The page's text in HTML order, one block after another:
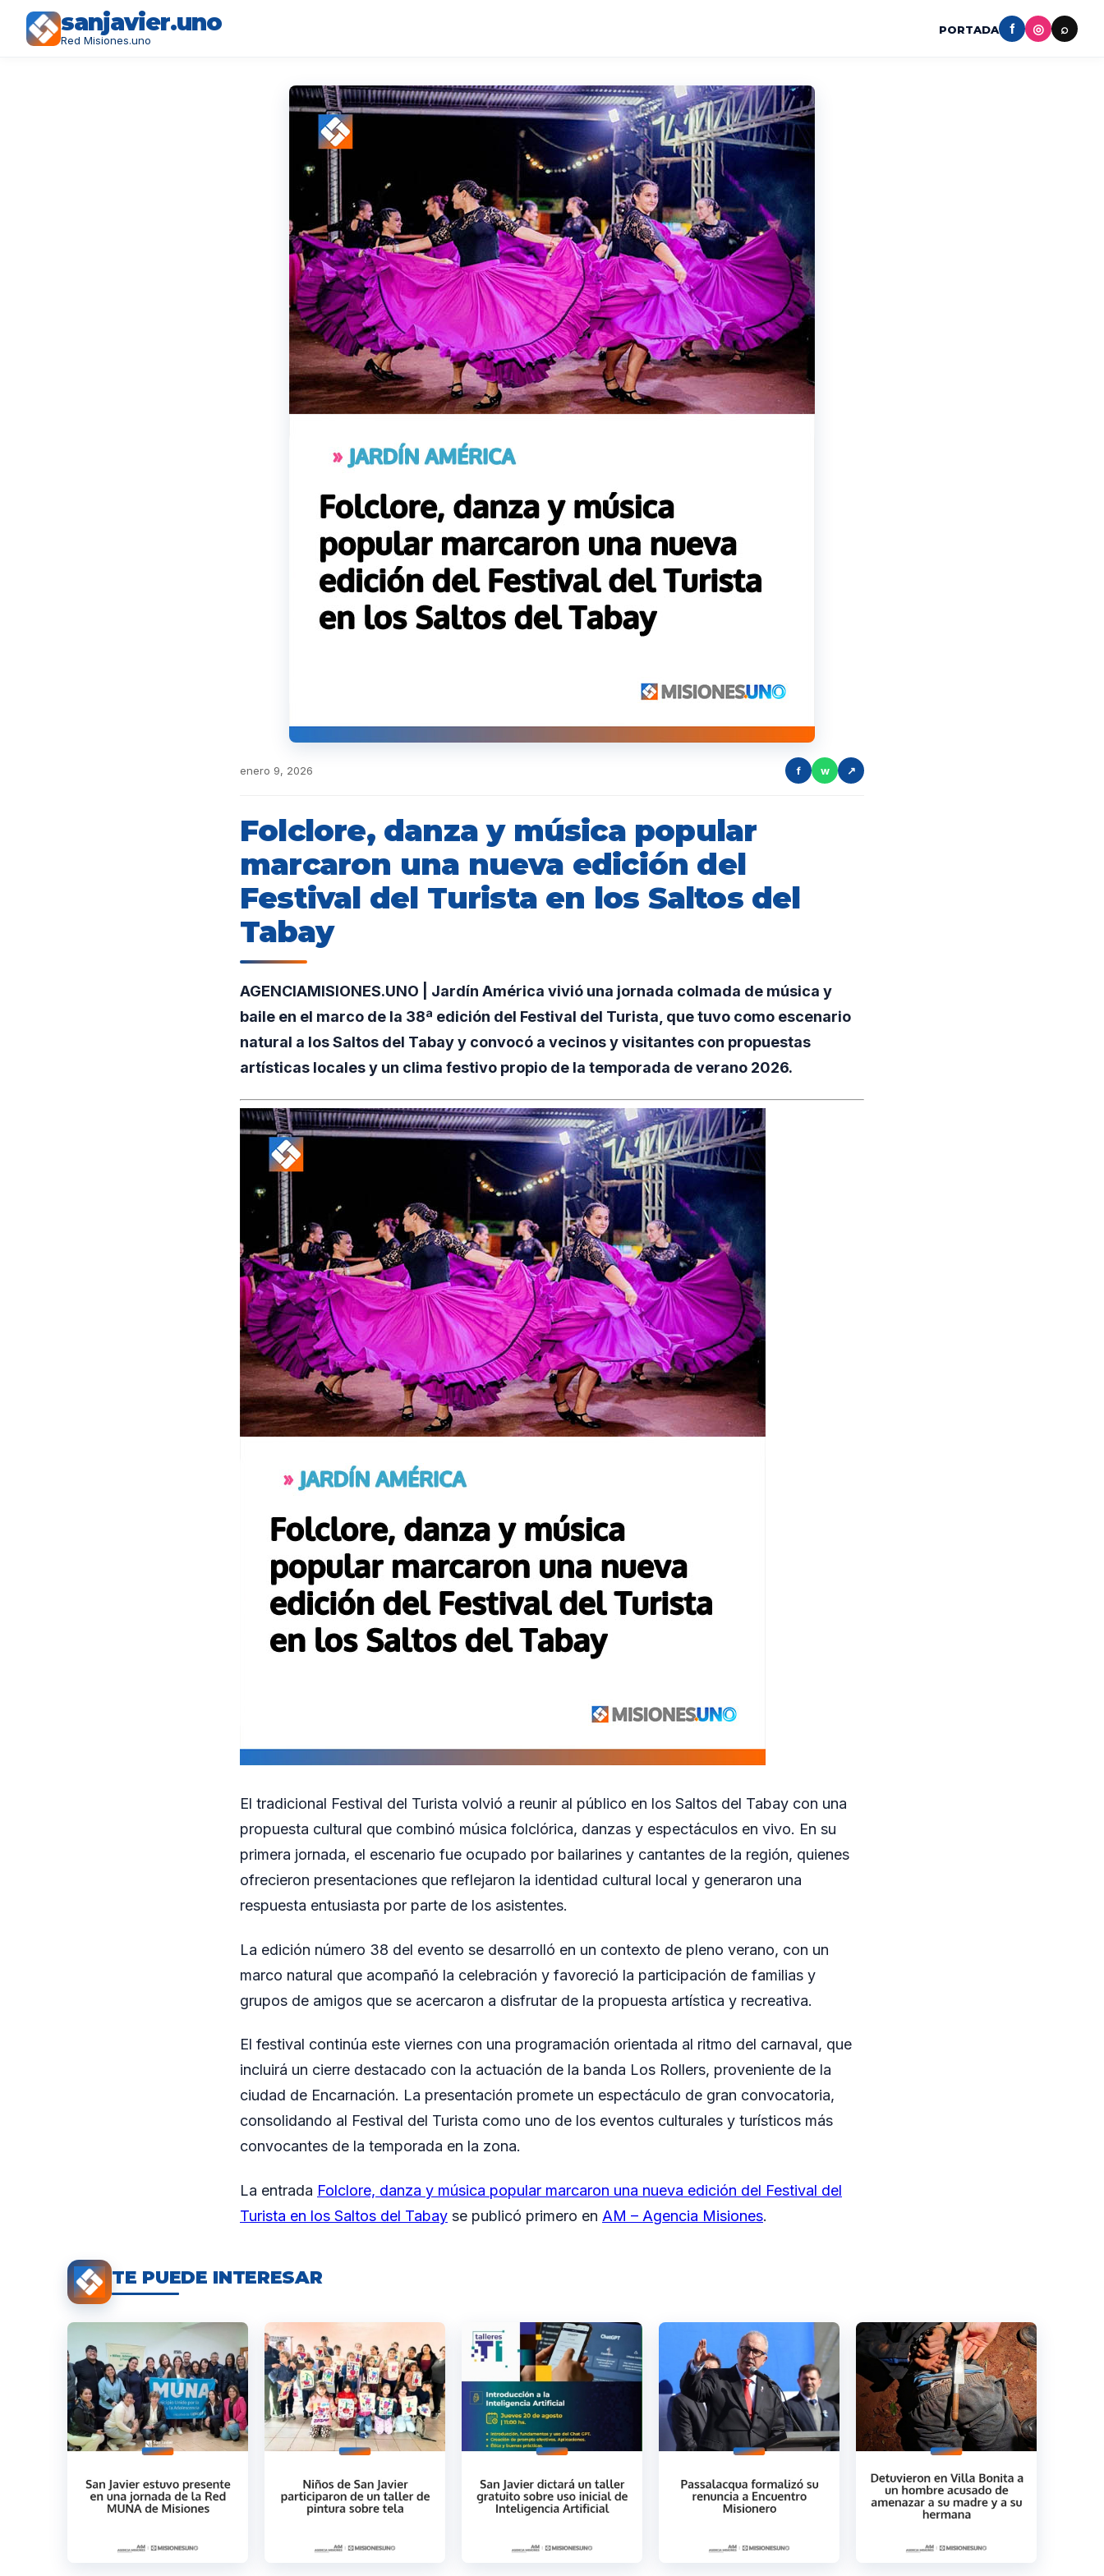
sanjavier.uno
Red Misiones.uno
PORTADA f ◎ ⌕
enero 9, 2026 f w ↗
Folclore, danza y música popular
marcaron una nueva edición del
Festival del Turista en los Saltos del
Tabay
AGENCIAMISIONES.UNO | Jardín América vivió una jornada colmada de música y
baile en el marco de la 38ª edición del Festival del Turista, que tuvo como escenario
natural a los Saltos del Tabay y convocó a vecinos y visitantes con propuestas
artísticas locales y un clima festivo propio de la temporada de verano 2026.
El tradicional Festival del Turista volvió a reunir al público en los Saltos del Tabay con una
propuesta cultural que combinó música folclórica, danzas y espectáculos en vivo. En su
primera jornada, el escenario fue ocupado por bailarines y cantantes de la región, quienes
ofrecieron presentaciones que reflejaron la identidad cultural local y generaron una
respuesta entusiasta por parte de los asistentes.
La edición número 38 del evento se desarrolló en un contexto de pleno verano, con un
marco natural que acompañó la celebración y favoreció la participación de familias y
grupos de amigos que se acercaron a disfrutar de la propuesta artística y recreativa.
El festival continúa este viernes con una programación orientada al ritmo del carnaval, que
incluirá un cierre destacado con la actuación de la banda Los Rollers, proveniente de la
ciudad de Encarnación. La presentación promete un espectáculo de gran convocatoria,
consolidando al Festival del Turista como uno de los eventos culturales y turísticos más
convocantes de la temporada en la zona.
La entrada Folclore, danza y música popular marcaron una nueva edición del Festival del
Turista en los Saltos del Tabay se publicó primero en AM – Agencia Misiones.
TE PUEDE INTERESAR